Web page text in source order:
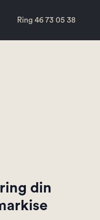
Ring 46 73 05 38
din